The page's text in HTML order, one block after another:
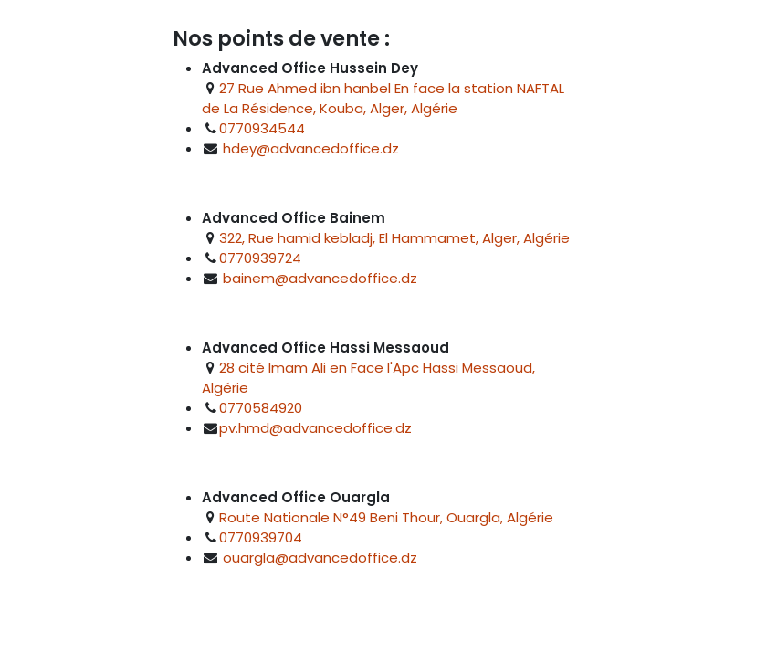
Nos points de vente :
Advanced Office Hussein Dey
27 Rue Ahmed ibn hanbel En face la station NAFTAL
de La Résidence, Kouba, Alger, Algérie
0770934544
hdey@advancedoffice.dz
Advanced Office Bainem
322, Rue hamid kebladj, El Hammamet, Alger, Algérie
0770939724
bainem@advancedoffice.dz
Advanced Office Hassi Messaoud
28 cité Imam Ali en Face l'Apc Hassi Messaoud,
Algérie
0770584920
pv.hmd@advancedoffice.dz
Advanced Office Ouargla
Route Nationale N°49 Beni Thour, Ouargla, Algérie
0770939704
ouargla@advancedoffice.dz